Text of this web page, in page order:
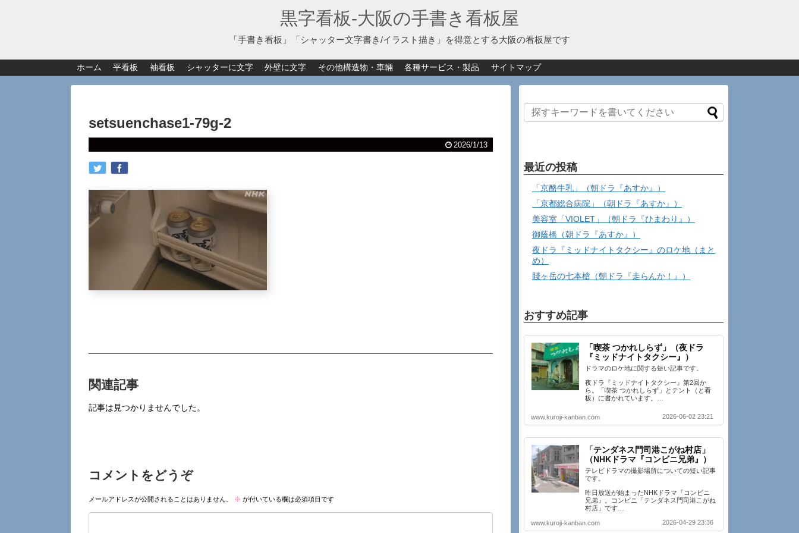
黒字看板‐大阪の手書き看板屋
「手書き看板」「シャッター文字書き/イラスト描き」を得意とする大阪の看板屋です
ホーム 平看板 袖看板 シャッターに文字 外壁に文字 その他構造物・車輛 各種サービス・製品 サイトマップ
setsuenchase1-79g-2
2026/1/13
関連記事
記事は見つかりませんでした。
コメントをどうぞ
メールアドレスが公開されることはありません。 ※ が付いている欄は必須項目です
最近の投稿
「京酪牛乳」（朝ドラ『あすか』）
「京都総合病院」（朝ドラ『あすか』）
美容室「VIOLET」（朝ドラ『ひまわり』）
御蔭橋（朝ドラ『あすか』）
夜ドラ『ミッドナイトタクシー』のロケ地（まと
め）
賤ヶ岳の七本槍（朝ドラ『走らんか！』）
おすすめ記事
「喫茶 つかれしらず」（夜ドラ
『ミッドナイトタクシー』）
ドラマのロケ地に関する短い記事です。
夜ドラ『ミッドナイトタクシー』第2回か
ら。「喫茶 つかれしらず」とテント（と看
板）に書かれています。…
www.kuroji-kanban.com 2026-06-02 23:21
「テンダネス門司港こがね村店」
（NHKドラマ『コンビニ兄弟』）
テレビドラマの撮影場所についての短い記事
です。
昨日放送が始まったNHKドラマ『コンビニ
兄弟』。コンビニ「テンダネス門司港こがね
村店」です…
www.kuroji-kanban.com 2026-04-29 23:36